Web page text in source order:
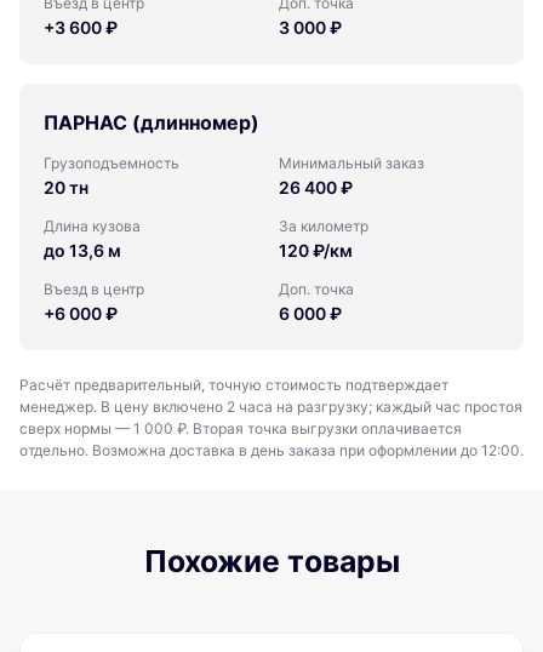
+3 600 ₽ 3 000 ₽
ПАРНАС (длинномер)
Грузоподъемность
20 тн
Минимальный заказ
26 400 ₽
Длина кузова
до 13,6 м
За километр
120 ₽/км
Въезд в центр
+6 000 ₽
Доп. точка
6 000 ₽
Расчёт предварительный, точную стоимость подтверждает
менеджер. В цену включено 2 часа на разгрузку; каждый час простоя
сверх нормы — 1 000 ₽. Вторая точка выгрузки оплачивается
отдельно. Возможна доставка в день заказа при оформлении до 12:00.
Похожие товары